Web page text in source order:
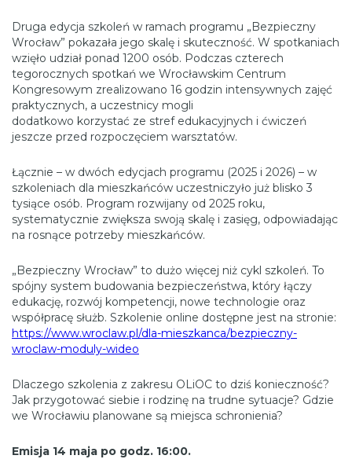
Druga edycja szkoleń w ramach programu „Bezpieczny
Wrocław” pokazała jego skalę i skuteczność. W spotkaniach
wzięło udział ponad 1200 osób. Podczas czterech
tegorocznych spotkań we Wrocławskim Centrum
Kongresowym zrealizowano 16 godzin intensywnych zajęć
praktycznych, a uczestnicy mogli
dodatkowo korzystać ze stref edukacyjnych i ćwiczeń
jeszcze przed rozpoczęciem warsztatów.
Łącznie – w dwóch edycjach programu (2025 i 2026) – w
szkoleniach dla mieszkańców uczestniczyło już blisko 3
tysiące osób. Program rozwijany od 2025 roku,
systematycznie zwiększa swoją skalę i zasięg, odpowiadając
na rosnące potrzeby mieszkańców.
„Bezpieczny Wrocław” to dużo więcej niż cykl szkoleń. To
spójny system budowania bezpieczeństwa, który łączy
edukację, rozwój kompetencji, nowe technologie oraz
współpracę służb. Szkolenie online dostępne jest na stronie:
https://www.wroclaw.pl/dla-mieszkanca/bezpieczny-
wroclaw-moduly-wideo
Dlaczego szkolenia z zakresu OLiOC to dziś konieczność?
Jak przygotować siebie i rodzinę na trudne sytuacje? Gdzie
we Wrocławiu planowane są miejsca schronienia?
Emisja 14 maja po godz. 16:00.